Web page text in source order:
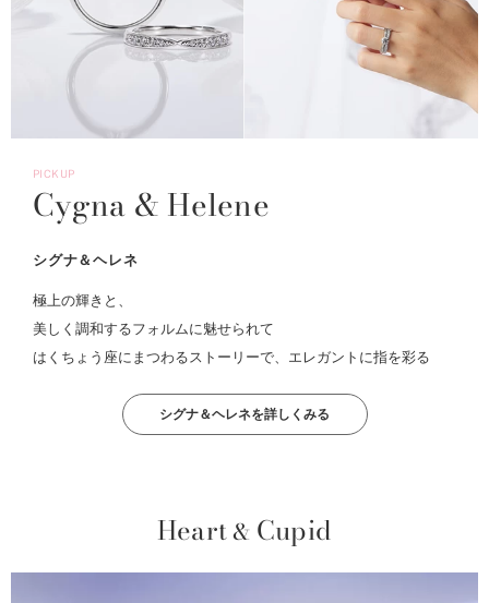
PICKUP
Cygna & Helene
シグナ＆ヘレネ
極上の輝きと、
美しく調和するフォルムに魅せられて
はくちょう座にまつわるストーリーで、エレガントに指を彩る
シグナ＆ヘレネを詳しくみる
Heart& Cupid